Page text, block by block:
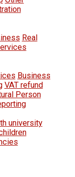
Real
Business
VAT refund
Person
university